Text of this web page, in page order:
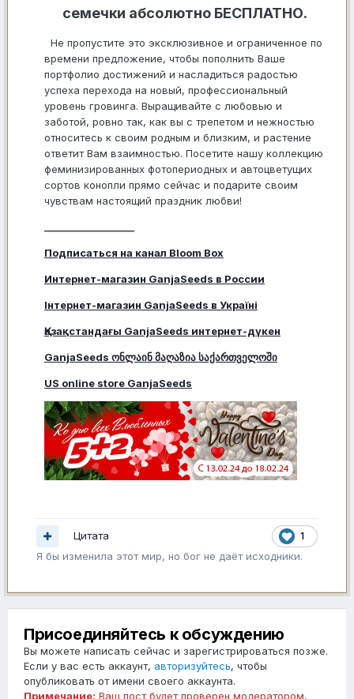
семечки абсолютно БЕСПЛАТНО.
Не пропустите это эксклюзивное и ограниченное по
времени предложение, чтобы пополнить Ваше
портфолио достижений и насладиться радостью
успеха перехода на новый, профессиональный
уровень гровинга. Выращивайте с любовью и
заботой, ровно так, как вы с трепетом и нежностью
относитесь к своим родным и близким, и растение
ответит Вам взаимностью. Посетите нашу коллекцию
феминизированных фотопериодных и автоцветущих
сортов конопли прямо сейчас и подарите своим
чувствам настоящий праздник любви!
Подписаться на канал Bloom Box
Интернет-магазин GanjaSeeds в России
Інтернет-магазин GanjaSeeds в Україні
Қазақстандағы GanjaSeeds интернет-дүкен
GanjaSeeds ონლაინ მაღაზია საქართველოში
US online store GanjaSeeds
1
Цитата
Я бы изменила этот мир, но бог не даёт исходники.
Присоединяйтесь к обсуждению
Вы можете написать сейчас и зарегистрироваться позже.
Если у вас есть аккаунт, авторизуйтесь, чтобы
опубликовать от имени своего аккаунта.
Примечание: Ваш пост будет проверен модератором,